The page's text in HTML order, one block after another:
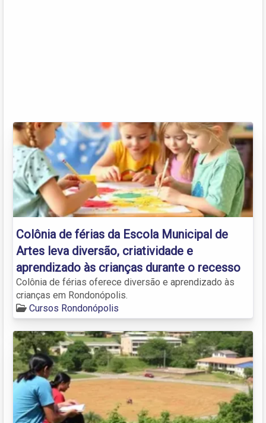
Colônia de férias da Escola Municipal de
Artes leva diversão, criatividade e
aprendizado às crianças durante o recesso
Colônia de férias oferece diversão e aprendizado às
crianças em Rondonópolis.
Cursos Rondonópolis